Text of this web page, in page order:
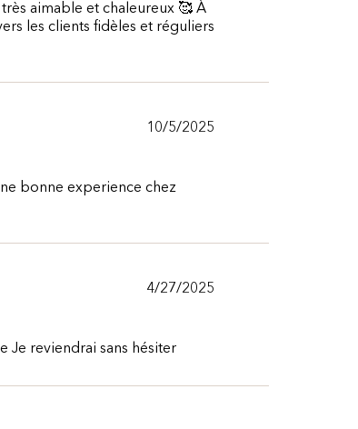
aimable et chaleureux 🥰 À
les clients fidèles et réguliers
10/5/2025
bonne experience chez
4/27/2025
Je reviendrai sans hésiter